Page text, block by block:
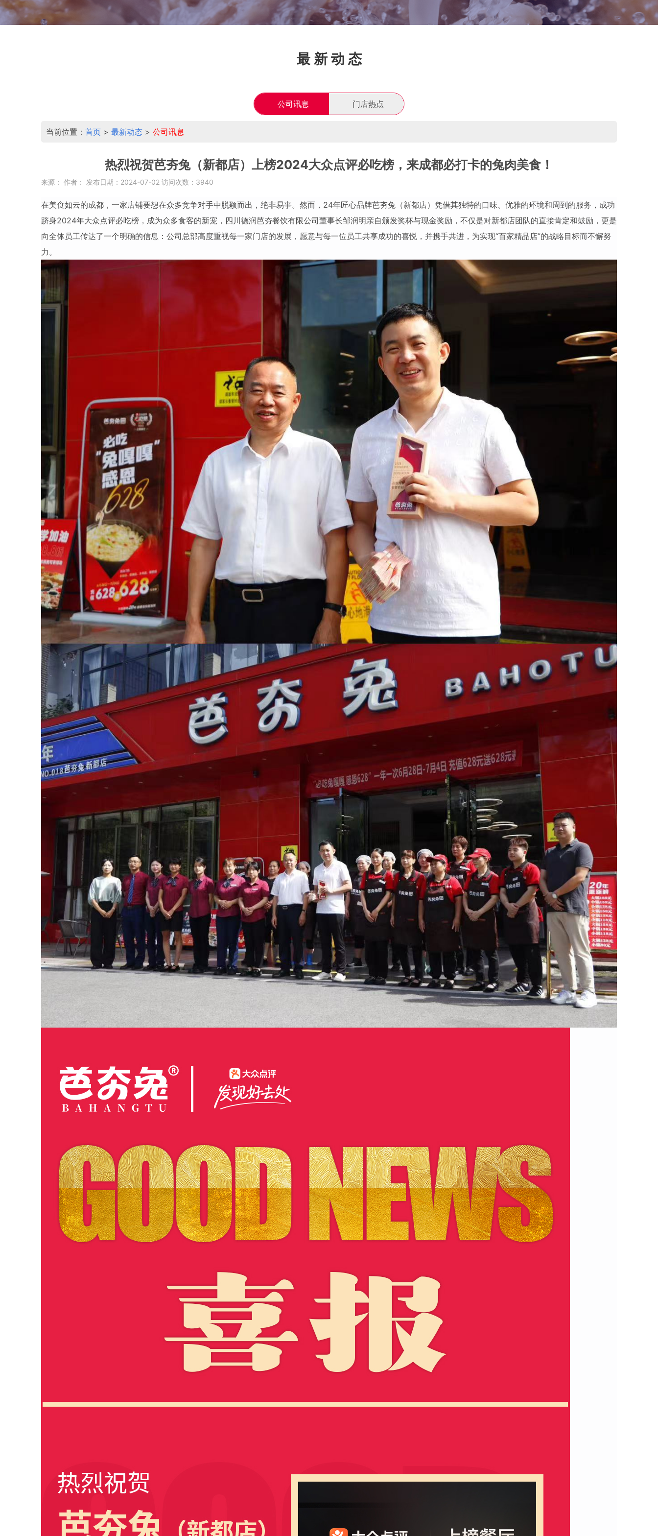
最 新 动 态
公司讯息 门店热点
当前位置： 首页 > 最新动态 > 公司讯息
热烈祝贺芭夯兔（新都店）上榜2024大众点评必吃榜，来成都必打卡的兔肉美食！
来源： 作者： 发布日期：2024-07-02 访问次数：3940
在美食如云的成都，一家店铺要想在众多竞争对手中脱颖而出，绝非易事。然而， 24年匠心品牌芭夯兔（新都店） 凭借其独特的口味、优雅的环境和周到的服务，成功
跻身2024年大众点评必吃榜，成为众多食客的新宠 ， 四川德润芭夯餐饮有限公司董事长邹润明亲自颁发奖杯与现金奖励，不仅是对新都店团队的直接肯定和鼓励，更是
向全体员工传达了一个明确的信息： 公司总部高度重视每一家门店的发展，愿意与每一位员工共享成功的喜悦，并携手共进，为实现“百家精品店”的战略目标而不懈努
力。